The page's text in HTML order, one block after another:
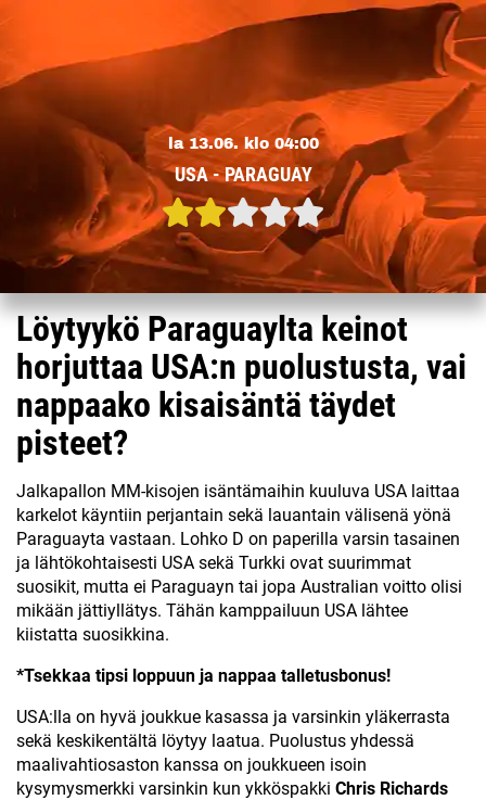
la 13.06. klo 04:00
USA - PARAGUAY
Löytyykö Paraguaylta keinot
horjuttaa USA:n puolustusta, vai
nappaako kisaisäntä täydet
pisteet?
Jalkapallon MM-kisojen isäntämaihin kuuluva USA laittaa
karkelot käyntiin perjantain sekä lauantain välisenä yönä
Paraguayta vastaan. Lohko D on paperilla varsin tasainen
ja lähtökohtaisesti USA sekä Turkki ovat suurimmat
suosikit, mutta ei Paraguayn tai jopa Australian voitto olisi
mikään jättiyllätys. Tähän kamppailuun USA lähtee
kiistatta suosikkina.
*Tsekkaa tipsi loppuun ja nappaa talletusbonus!
USA:lla on hyvä joukkue kasassa ja varsinkin yläkerrasta
sekä keskikentältä löytyy laatua. Puolustus yhdessä
maalivahtiosaston kanssa on joukkueen isoin
kysymysmerkki varsinkin kun ykköspakki Chris Richards